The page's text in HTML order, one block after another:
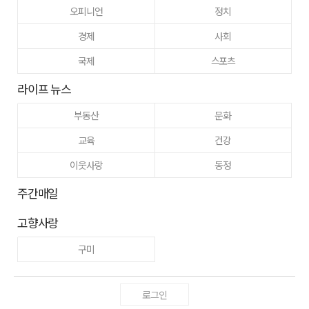
오피니언
정치
경제
사회
국제
스포츠
라이프 뉴스
부동산
문화
교육
건강
이웃사랑
동정
주간매일
고향사랑
구미
로그인